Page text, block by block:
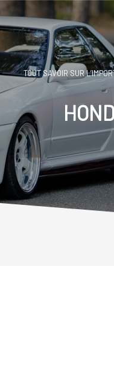
TOUT SAVOIR SUR